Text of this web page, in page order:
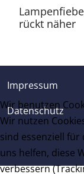
rückt näher
Impressum
Datenschutz
Wir benutzen
Wir nutzen
sind essenziell für
uns helfen, diese
verbessern